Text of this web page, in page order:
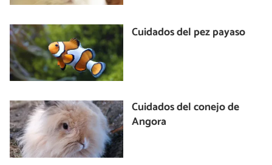
Cuidados del pez payaso
Cuidados del conejo de
Angora